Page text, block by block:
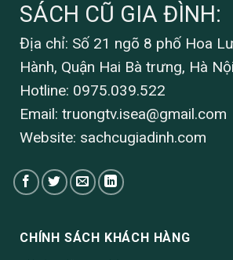
SÁCH CŨ GIA ĐÌNH:
Địa chỉ: Số 21 ngõ 8 phố Hoa
Hành, Quận Hai Bà trưng, Hà
Hotline: 0975.039.522
Email: truongtv.isea@gmail.com
Website: sachcugiadinh.com
CHÍNH SÁCH KHÁCH HÀNG